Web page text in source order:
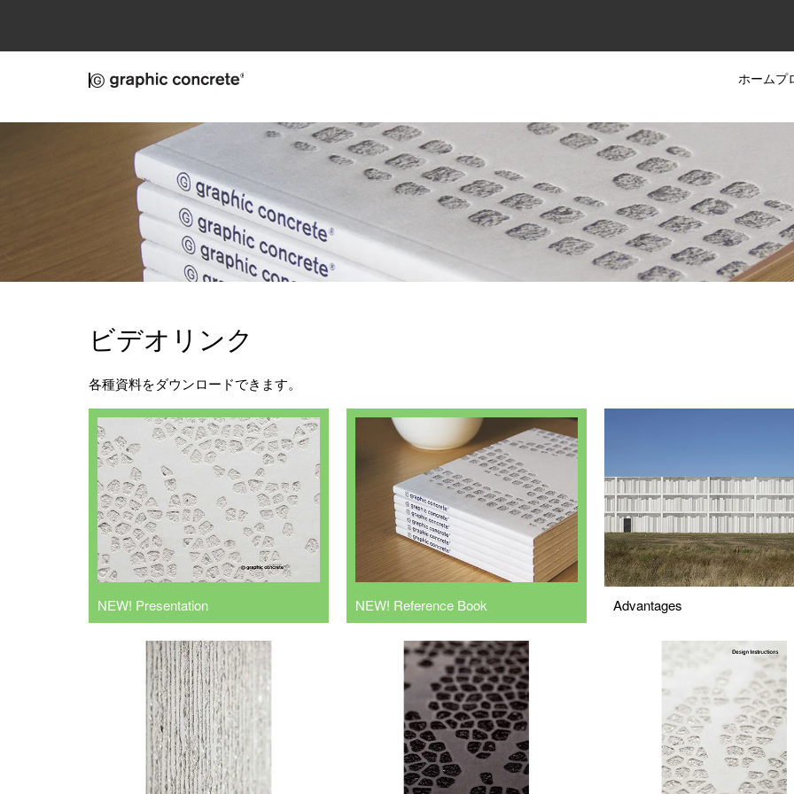
ホームプ
ビデオリンク
各種資料をダウンロードできます。
NEW! Presentation NEW! Reference Book Advantages